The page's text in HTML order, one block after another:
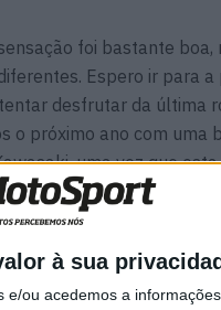
à sua
e/ou acedemos a
foi bastante boa,
Espero ir para a
desfrutar da última
o próximo ano com uma
uma vez que
na pista para tentar
desfrutar todos